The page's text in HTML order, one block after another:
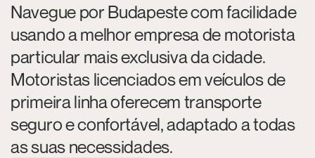
Navegue por Budapeste com facilidade
usando a melhor empresa de motorista
particular mais exclusiva da cidade.
Motoristas licenciados em veículos de
primeira linha oferecem transporte
seguro e confortável, adaptado a todas
as suas necessidades.